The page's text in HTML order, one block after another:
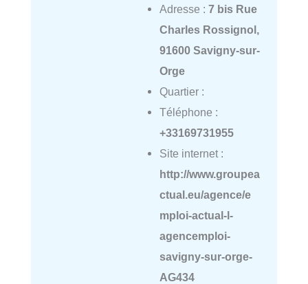
Adresse : 7 bis Rue
Charles Rossignol,
91600 Savigny-sur-
Orge
Quartier :
Téléphone :
+33169731955
Site internet :
http://www.groupea
ctual.eu/agence/e
mploi-actual-l-
agencemploi-
savigny-sur-orge-
AG434